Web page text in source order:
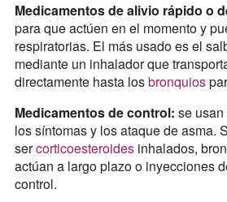
Medicamentos de alivio rápido o
para que actúen en el momento y
respiratorias. El más usado es el
mediante un inhalador que
directamente hasta losbronquios
Medicamentos de control: se
los síntomas y los ataque de asma.
sercorticoesteroidesinhalados,
actúan a largo plazo o inyecciones
control.